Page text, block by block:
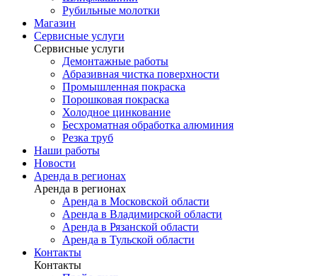
Рубильные молотки
Магазин
Сервисные услуги
Сервисные услуги
Демонтажные работы
Абразивная чистка поверхности
Промышленная покраска
Порошковая покраска
Холодное цинкование
Бесхроматная обработка алюминия
Резка труб
Наши работы
Новости
Аренда в регионах
Аренда в регионах
Аренда в Московской области
Аренда в Владимирской области
Аренда в Рязанской области
Аренда в Тульской области
Контакты
Контакты